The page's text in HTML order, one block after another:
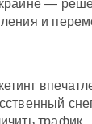
—
и